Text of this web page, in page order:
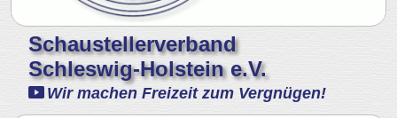
Schaustellerverband
Schleswig-Holstein e.V.
Wir machen Freizeit zum Vergnügen!